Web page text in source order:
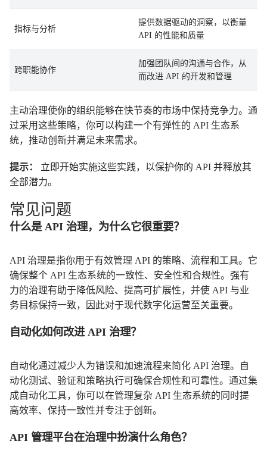
指标与分析
提供数据驱动的洞察，以衡量
API 的性能和质量
跨职能协作
加强团队间的沟通与合作，从
而改进 API 的开发和管理
主动治理使你的组织能够在快节奏的市场中保持竞争力。通
过采用这些策略，你可以构建一个有弹性的 API 生态系
统，推动创新并满足未来需求。
提示：
立即开始实施这些实践，以保护你的 API 并释放其
全部潜力。
常见问题
什么是 API 治理，为什么它很重要？
API 治理是指你用于有效管理 API 的策略、流程和工具。它
确保整个 API 生态系统的一致性、安全性和合规性。强有
力的治理有助于降低风险、提高可扩展性，并使 API 与业
务目标保持一致，因此对于现代数字化运营至关重要。
自动化如何改进 API 治理？
自动化通过减少人为错误和加速流程来简化 API 治理。自
动化测试、验证和策略执行可确保合规性和可靠性。通过集
成自动化工具，你可以在管理复杂 API 生态系统的同时提
高效率、保持一致性并专注于创新。
API 管理平台在治理中扮演什么角色？